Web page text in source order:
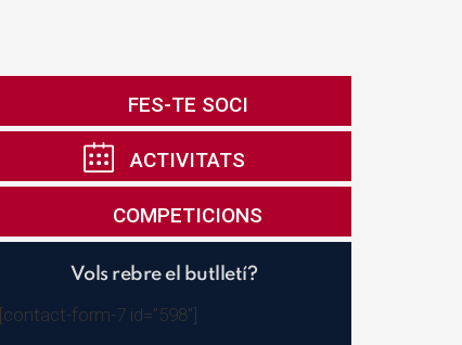
FES-TE SOCI
ACTIVITATS
COMPETICIONS
Vols rebre el butlletí?
[contact-form-7 id=”598″]